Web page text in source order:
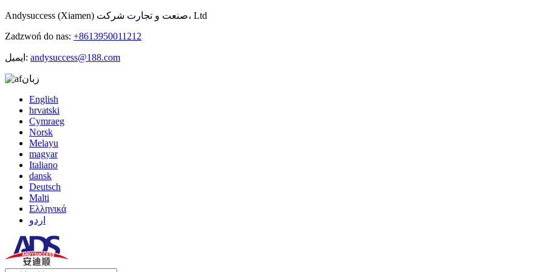
Andysuccess (Xiamen) صنعت و تجارت شرکت، Ltd
Zadzwoń do nas: +8613950011212
ایمیل: andysuccess@188.com
زبان
English
hrvatski
Cymraeg
Norsk
Melayu
magyar
Italiano
dansk
Deutsch
Malti
Ελληνικά
اردو